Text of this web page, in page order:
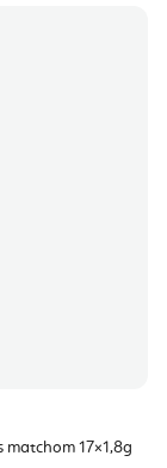
matchom 17×1,8g